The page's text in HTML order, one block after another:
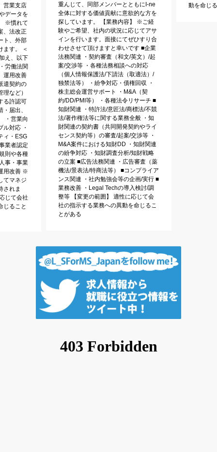
営業支店
データを
※慣れて
、法改正
ト、外部
ます。 ＜
え、以下
労働法関
運用改善
遣契約の
など）
る許認可
届出、
・営業向
ル対応 ・
ィ・ESG
業者認定
則や各種
事・事業
用改善 ※
てマネジ
されま
じて会社
じること
重んじて、同部メンバーとともにI-ne
全体に対する価値貢献に意欲的な方を
探しています。 【業務内容】 ※ご経
験やご希望、社内の状況に応じてアサ
インを行います。面接にてぜひすり合
わせさせて頂けますと幸いです ■企業
法務関連 ・契約審査（和文/英文）/起
案/交渉等 ・各種法務相談への対応
（個人情報保護法/下請法（取適法）/
独禁法等） ・紛争対応・債権回収 ・
株主総会運営サポート ・M&A（契
約/DD/PMI等） ・各種法令リサーチ ■
知財関連 ・特許法/意匠法/商標法/不競
法/著作権法等に関する業務全般 ・知
財関連の契約書（共同開発契約やライ
センス契約等）の審査/起案/交渉等 ・
M&A案件における知財DD ・知財関連
の紛争対応 ・知財調査分析/知財戦略
の立案 ■広告法務関連 ・広告審査（薬
機法/景表法/特商法等） ■コンプライア
ンス関連 ・社内勉強会等の企画/実行 ■
業務改善 ・Legal Techの導入検討/調
整等 【変更の範囲】 適性に応じて会
社の指示する業務への異動を命じるこ
とがある
動を命じ